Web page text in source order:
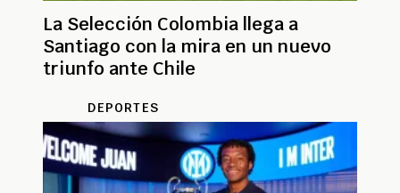
La Selección Colombia llega a
Santiago con la mira en un nuevo
triunfo ante Chile
DEPORTES